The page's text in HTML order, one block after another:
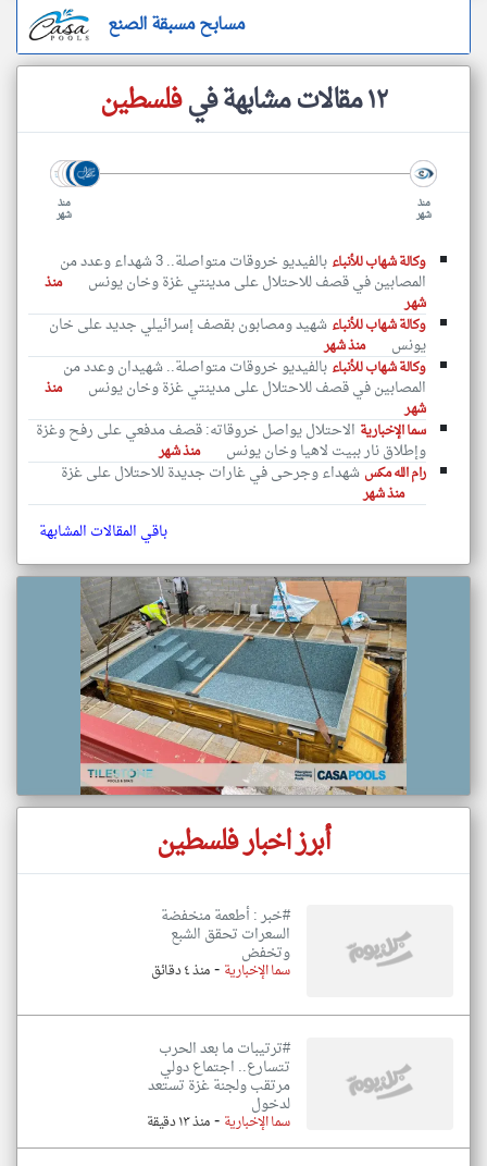
مسابح مسبقة الصنع
١٢ مقالات مشابهة في فلسطين
منذ
شهر
منذ
شهر
وكالة شهاب للأنباء بالفيديو خروقات متواصلة.. 3 شهداء وعدد من
المصابين في قصف للاحتلال على مدينتي غزة وخان يونس
منذ
شهر
وكالة شهاب للأنباء شهيد ومصابون بقصف إسرائيلي جديد على خان
يونس
منذ شهر
وكالة شهاب للأنباء بالفيديو خروقات متواصلة.. شهيدان وعدد من
المصابين في قصف للاحتلال على مدينتي غزة وخان يونس
منذ
شهر
سما الإخبارية الاحتلال يواصل خروقاته: قصف مدفعي على رفح وغزة
وإطلاق نار ببيت لاهيا وخان يونس
منذ شهر
رام الله مكس شهداء وجرحى في غارات جديدة للاحتلال على غزة
منذ شهر
باقي المقالات المشابهة
أبرز اخبار فلسطين
#خبر : أطعمة منخفضة
السعرات تحقق الشبع
وتخفض
سما الإخبارية -منذ ٤ دقائق
#ترتيبات ما بعد الحرب
تتسارع.. اجتماع دولي
مرتقب ولجنة غزة تستعد
لدخول
سما الإخبارية -منذ ١٣ دقيقة